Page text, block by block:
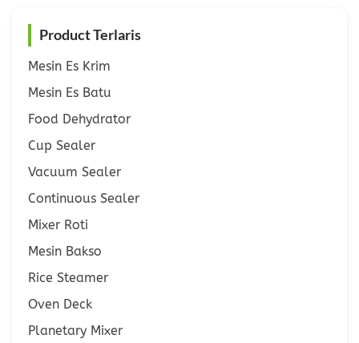
Product Terlaris
Mesin Es Krim
Mesin Es Batu
Food Dehydrator
Cup Sealer
Vacuum Sealer
Continuous Sealer
Mixer Roti
Mesin Bakso
Rice Steamer
Oven Deck
Planetary Mixer